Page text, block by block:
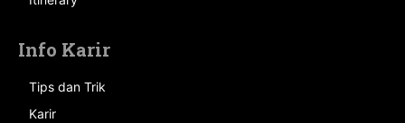
Info Karir
Tips dan Trik
Karir